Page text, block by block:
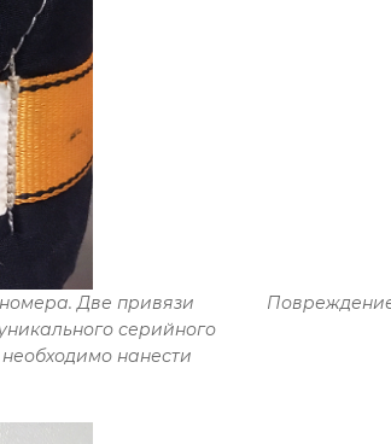
Две привязи
серийного
нанести